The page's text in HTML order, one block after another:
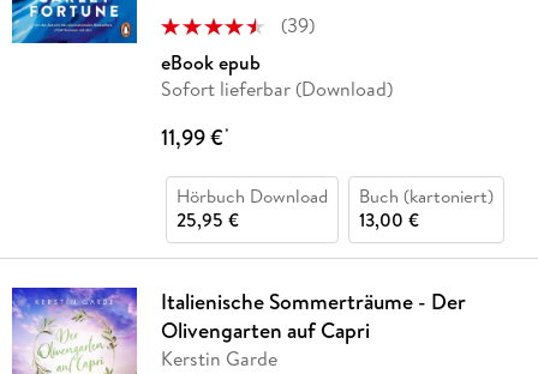
(39)
eBook epub
Sofort lieferbar (Download)
11,99 €*
Hörbuch Download
25,95 €
Buch (kartoniert)
13,00 €
Italienische Sommerträume - Der
Olivengarten auf Capri
Kerstin Garde